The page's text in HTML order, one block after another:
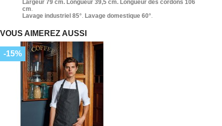
Largeur 79 cm. Longueur 39,5 cm. Longueur des cordons 106
cm.
Lavage industriel 85°. Lavage domestique 60°.
VOUS AIMEREZ AUSSI
-15%